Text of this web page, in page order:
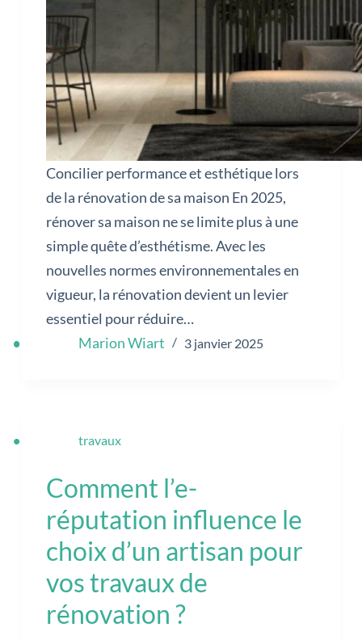
Concilier performance et esthétique lors
de la rénovation de sa maison En 2025,
rénover sa maison ne se limite plus à une
simple quête d’esthétisme. Avec les
nouvelles normes environnementales en
vigueur, la rénovation devient un levier
essentiel pour réduire…
Marion Wiart
3 janvier 2025
travaux
Comment l’e-
réputation influence le
choix d’un artisan pour
vos travaux de
rénovation ?